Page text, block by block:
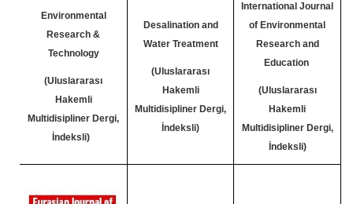
Environmental
Research &
Technology
(Uluslararası
Hakemli
Multidisipliner Dergi,
İndeksli)
Desalination and
Water Treatment
(Uluslararası
Hakemli
Multidisipliner Dergi,
İndeksli)
International Journal
of Environmental
Research and
Education
(Uluslararası
Hakemli
Multidisipliner Dergi,
İndeksli)